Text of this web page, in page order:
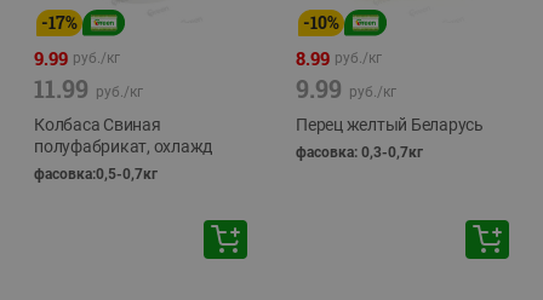
-17%
9.99 руб./кг
11.99 руб./кг
Колбаса Свиная
полуфабрикат, охлажд
фасовка:0,5-0,7кг
-10%
8.99 руб./кг
9.99 руб./кг
Перец желтый Беларусь
фасовка: 0,3-0,7кг